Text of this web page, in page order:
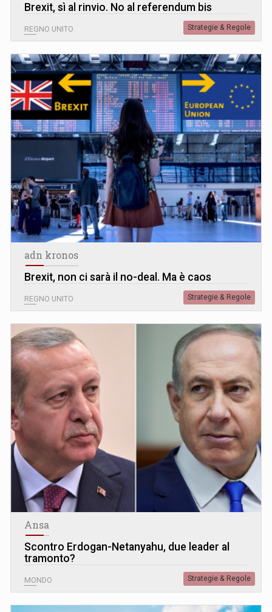
Brexit, sì al rinvio. No al referendum bis
REGNO UNITO Strategie & Regole
adn kronos
Brexit, non ci sarà il no-deal. Ma è caos
REGNO UNITO Strategie & Regole
Ansa
Scontro Erdogan-Netanyahu, due leader al
tramonto?
MONDO Strategie & Regole